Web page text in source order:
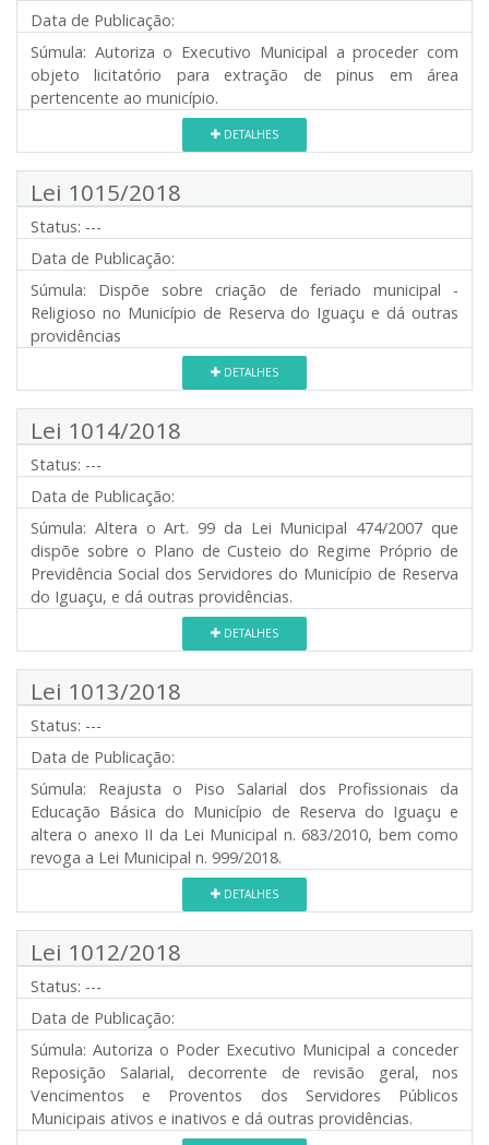
Data de Publicação:
Súmula: Autoriza o Executivo Municipal a proceder com
objeto licitatório para extração de pinus em área
pertencente ao município.
DETALHES
Lei 1015/2018
Status: ---
Data de Publicação:
Súmula: Dispõe sobre criação de feriado municipal -
Religioso no Município de Reserva do Iguaçu e dá outras
providências
DETALHES
Lei 1014/2018
Status: ---
Data de Publicação:
Súmula: Altera o Art. 99 da Lei Municipal 474/2007 que
dispõe sobre o Plano de Custeio do Regime Próprio de
Previdência Social dos Servidores do Município de Reserva
do Iguaçu, e dá outras providências.
DETALHES
Lei 1013/2018
Status: ---
Data de Publicação:
Súmula: Reajusta o Piso Salarial dos Profissionais da
Educação Básica do Município de Reserva do Iguaçu e
altera o anexo II da Lei Municipal n. 683/2010, bem como
revoga a Lei Municipal n. 999/2018.
DETALHES
Lei 1012/2018
Status: ---
Data de Publicação:
Súmula: Autoriza o Poder Executivo Municipal a conceder
Reposição Salarial, decorrente de revisão geral, nos
Vencimentos e Proventos dos Servidores Públicos
Municipais ativos e inativos e dá outras providências.